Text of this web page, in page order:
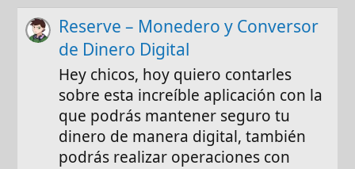
Reserve – Monedero y Conversor
de Dinero Digital
Hey chicos, hoy quiero contarles
sobre esta increíble aplicación con la
que podrás mantener seguro tu
dinero de manera digital, también
podrás realizar operaciones con